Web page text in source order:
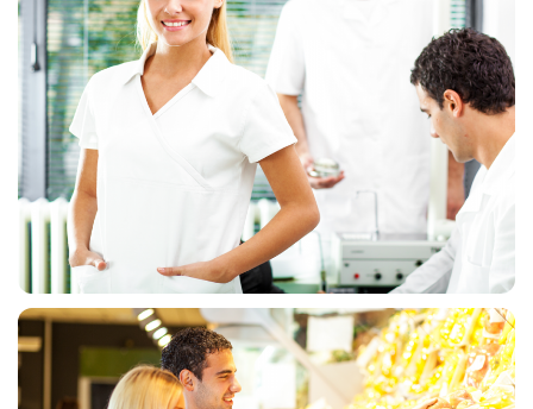
MEDICINSKE UNIFORME